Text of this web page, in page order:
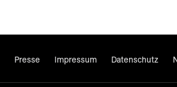
Presse Impressum Datenschutz